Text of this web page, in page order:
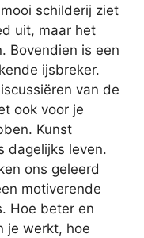
schilderij ziet
uit, maar het
Bovendien is een
ijsbreker.
van de
ook voor je
Kunst
dagelijks leven.
ons geleerd
motiverende
Hoe beter en
je werkt, hoe